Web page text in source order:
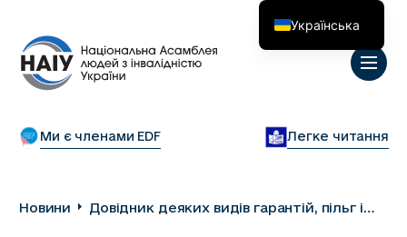
Ми є членами EDF Легке читання
Новини
Довідник деяких видів гарантій, пільг і
Українська
English